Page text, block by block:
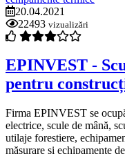
20.04.2021
22493 vizualizări
EPINVEST -
pentru
Firma EPINVEST se
electrice, scule de mână,
utilaje forestiere,
măsurare și echipamente